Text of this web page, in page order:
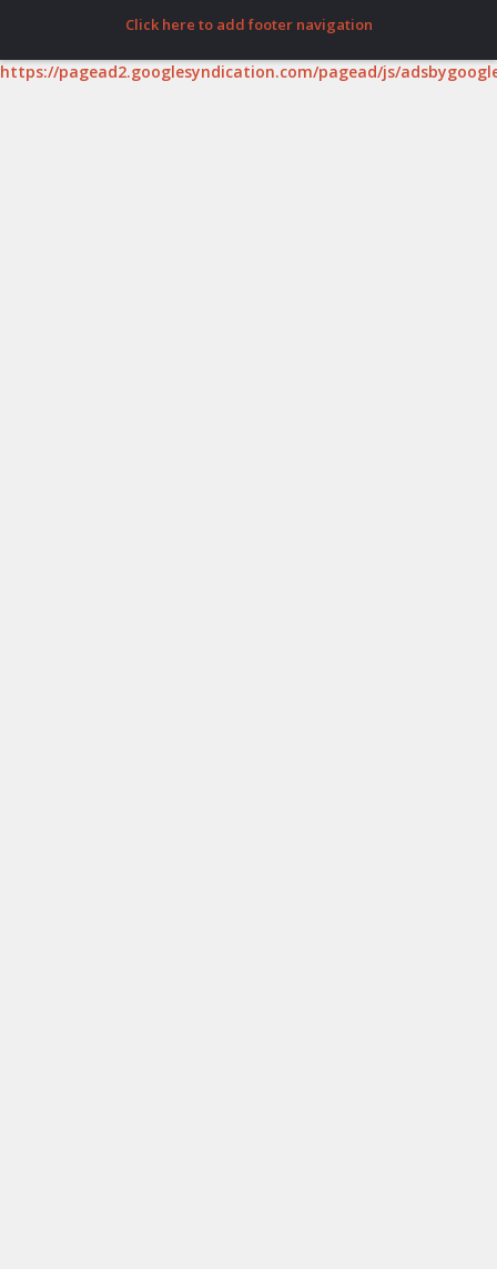
Click here to add footer navigation
https://pagead2.googlesyndication.com/pagead/js/